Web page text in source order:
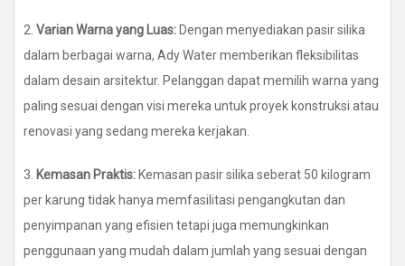
2. Varian Warna yang Luas: Dengan menyediakan pasir silika
dalam berbagai warna, Ady Water memberikan fleksibilitas
dalam desain arsitektur. Pelanggan dapat memilih warna yang
paling sesuai dengan visi mereka untuk proyek konstruksi atau
renovasi yang sedang mereka kerjakan.
3. Kemasan Praktis: Kemasan pasir silika seberat 50 kilogram
per karung tidak hanya memfasilitasi pengangkutan dan
penyimpanan yang efisien tetapi juga memungkinkan
penggunaan yang mudah dalam jumlah yang sesuai dengan